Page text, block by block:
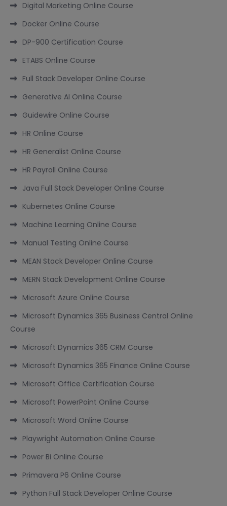
Digital Marketing Online Course
Docker Online Course
DP-900 Certification Course
ETABS Online Course
Full Stack Developer Online Course
Generative AI Online Course
Guidewire Online Course
HR Online Course
HR Generalist Online Course
HR Payroll Online Course
Java Full Stack Developer Online Course
Kubernetes Online Course
Machine Learning Online Course
Manual Testing Online Course
MEAN Stack Developer Online Course
MERN Stack Development Online Course
Microsoft Azure Online Course
Microsoft Dynamics 365 Business Central Online
Course
Microsoft Dynamics 365 CRM Course
Microsoft Dynamics 365 Finance Online Course
Microsoft Office Certification Course
Microsoft PowerPoint Online Course
Microsoft Word Online Course
Playwright Automation Online Course
Power Bi Online Course
Primavera P6 Online Course
Python Full Stack Developer Online Course